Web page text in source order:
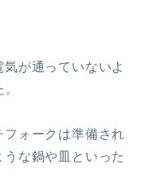
が通っていないよ
ォークは準備され
な鍋や皿といった